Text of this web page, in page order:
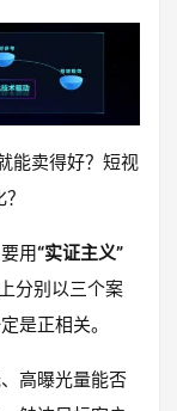
能卖得好？短视
用“实证主义”
分别以三个案
是正相关。
高曝光量能否